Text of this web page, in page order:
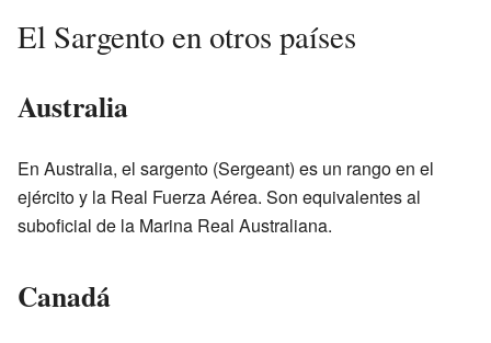
El Sargento en otros países
Australia
En Australia, el sargento (Sergeant) es un rango en el
ejército y la Real Fuerza Aérea. Son equivalentes al
suboficial de la Marina Real Australiana.
Canadá